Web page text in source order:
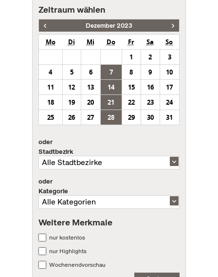
Zeitraum wählen
Dezember 2023
Mo Di Mi Do Fr Sa
So
1
2
3
4
5 6 7 8 9
10
11
12 13 14 15 16
17
18
19 20 21 22 23
24
25
26 27 28 29 30 31
oder
Stadtbezirk
oder
Kategorie
Weitere Merkmale
nur kostenlos
nur Highlights
Wochenendvorschau